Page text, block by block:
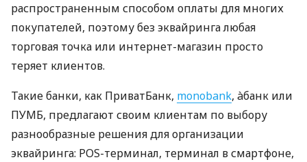
распространенным способом оплаты для многих
покупателей, поэтому без эквайринга любая
торговая точка или интернет-магазин просто
теряет клиентов.
Такие банки, как ПриватБанк, monobank, àбанк или
ПУМБ, предлагают своим клиентам по выбору
разнообразные решения для организации
эквайринга: POS-терминал, терминал в смартфоне,